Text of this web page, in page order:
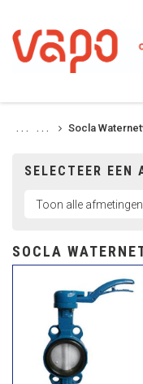
. . . . . . Socla
SELECTEER EEN
SOCLA